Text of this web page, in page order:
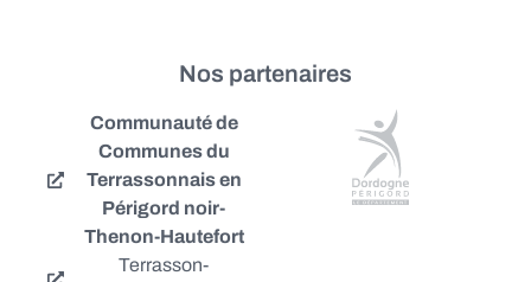
Nos partenaires
Communauté de
Communes du
Terrassonnais en
Périgord noir-
Thenon-Hautefort
Terrasson-